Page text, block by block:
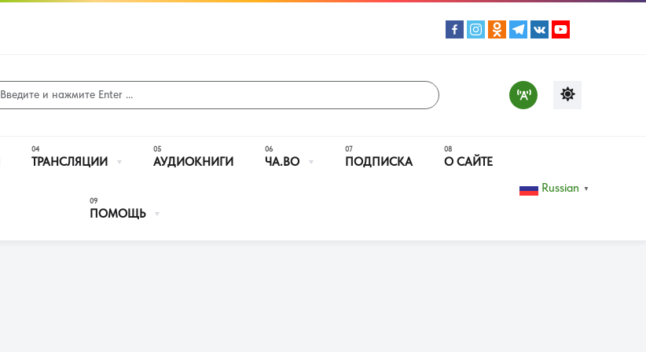
ТРАНСЛЯЦИИ АУДИОКНИГИ ЧА.ВО ПОДПИСКА О САЙТЕ
ПОМОЩЬ
Russian ▼